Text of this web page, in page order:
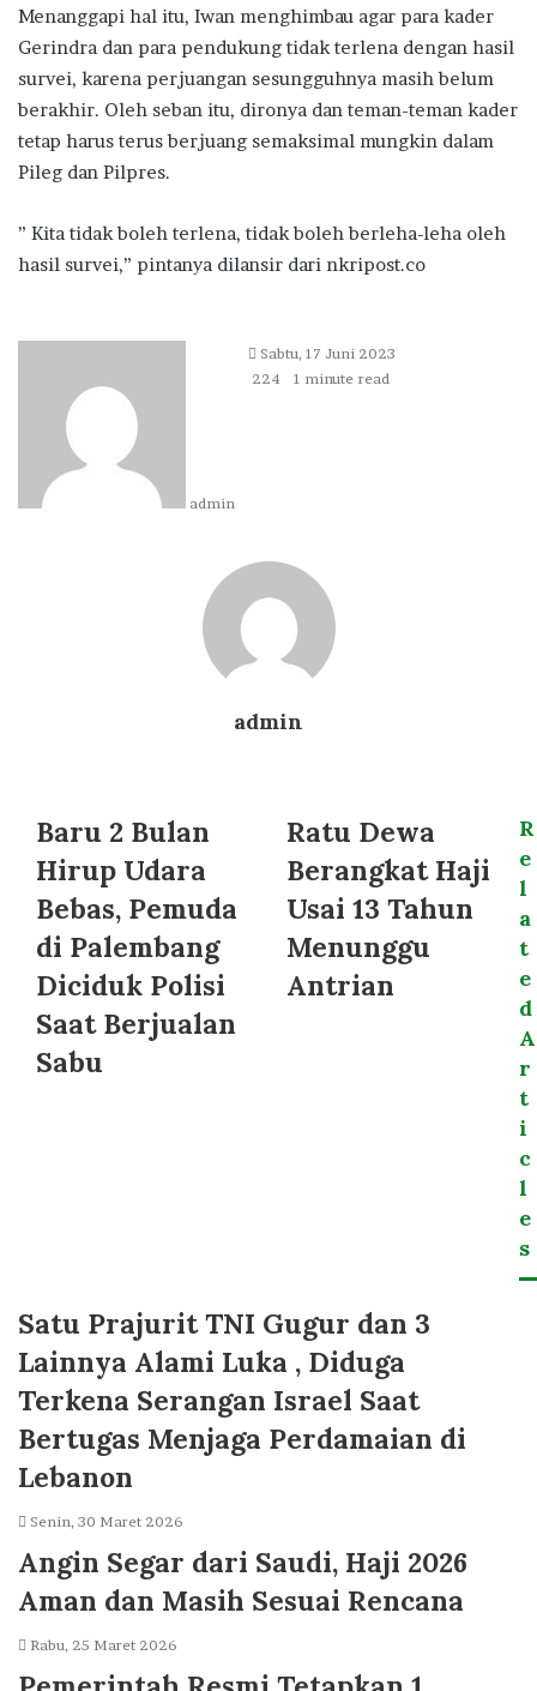
Menanggapi hal itu, Iwan menghimbau agar para kader
Gerindra dan para pendukung tidak terlena dengan hasil
survei, karena perjuangan sesungguhnya masih belum
berakhir. Oleh seban itu, dironya dan teman-teman kader
tetap harus terus berjuang semaksimal mungkin dalam
Pileg dan Pilpres.
” Kita tidak boleh terlena, tidak boleh berleha-leha oleh
hasil survei,” pintanya dilansir dari nkripost.co
admin
Send
an
Sabtu, 17 Juni 2023
224
1 minute read
admin
Baru 2 Bulan
Hirup Udara
Bebas, Pemuda
di Palembang
Diciduk Polisi
Saat Berjualan
Sabu
Ratu Dewa
Berangkat Haji
Usai 13 Tahun
Menunggu
Antrian
R
e
l
a
t
e
d
A
r
t
i
c
l
e
s
Satu Prajurit TNI Gugur dan 3
Lainnya Alami Luka , Diduga
Terkena Serangan Israel Saat
Bertugas Menjaga Perdamaian di
Lebanon
Senin, 30 Maret 2026
Angin Segar dari Saudi, Haji 2026
Aman dan Masih Sesuai Rencana
Rabu, 25 Maret 2026